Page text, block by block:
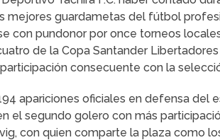
mejores guardametas del fútbol
con pundonor por once torneos
de la Copa Santander
consecuente con la
apariciones oficiales en defensa del
el segundo golero con más
con quien comparte la plaza como